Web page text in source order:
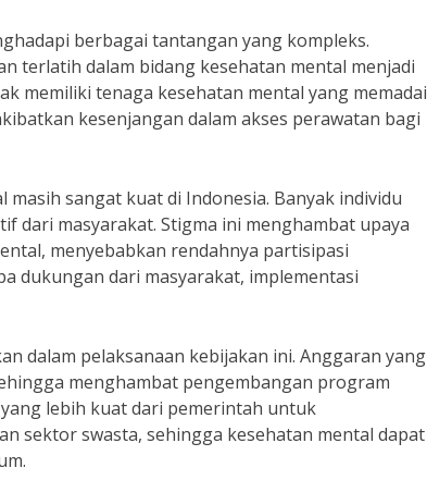
berbagai tantangan yang kompleks.
terlatih dalam bidang kesehatan mental menjadi
memiliki tenaga kesehatan mental yang memadai
kesenjangan dalam akses perawatan bagi
sangat kuat di Indonesia. Banyak individu
dari masyarakat. Stigma ini menghambat upaya
menyebabkan rendahnya partisipasi
dukungan dari masyarakat, implementasi
dalam pelaksanaan kebijakan ini. Anggaran yang
menghambat pengembangan program
lebih kuat dari pemerintah untuk
sektor swasta, sehingga kesehatan mental dapat